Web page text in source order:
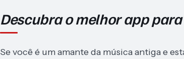
Descubra o melhor app
Se você é um amante da música antiga e